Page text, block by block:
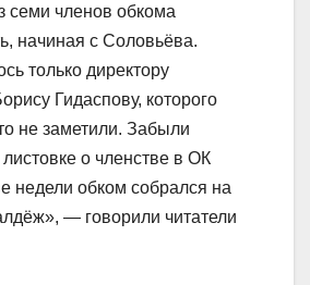
семи членов обкома
начиная с Соловьёва.
только директору
Гидаспову, которого
не заметили. Забыли
листовке о членстве в ОК
недели обком собрался на
— говорили читатели